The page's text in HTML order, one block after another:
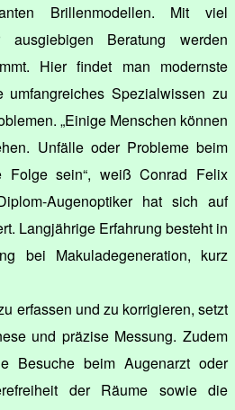
Brillenmodellen. Mit viel
Beratung werden
Hier findet man modernste
umfangreiches Spezialwissen zu
„Einige Menschen können
Unfälle oder Probleme beim
Folge sein“, weiß Conrad Felix
Augenoptiker hat sich auf
Langjährige Erfahrung besteht in
bei Makuladegeneration, kurz
erfassen und zu korrigieren, setzt
und präzise Messung. Zudem
Besuche beim Augenarzt oder
der Räume sowie die